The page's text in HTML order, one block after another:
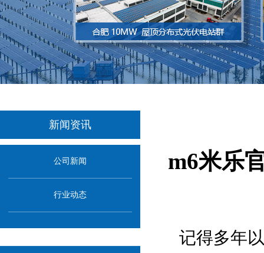
新闻资讯
公司新闻
行业动态
m6米乐
记得多年